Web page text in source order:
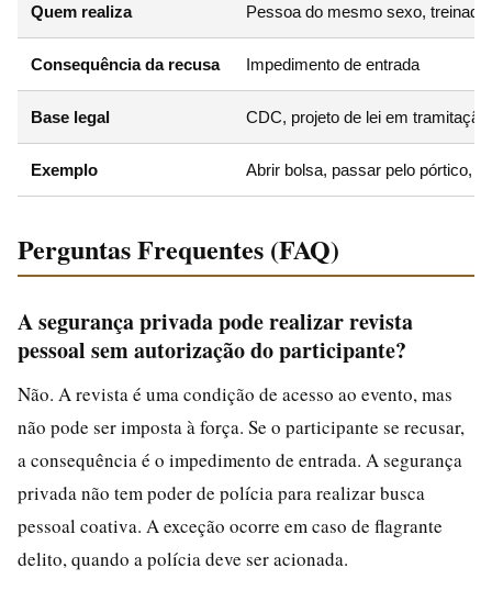
Quem realiza Pessoa do mesmo sexo, treinada
Consequência da recusa Impedimento de entrada
Base legal CDC, projeto de lei em
Exemplo Abrir bolsa, passar pelo pórtico,
Perguntas Frequentes (FAQ)
A segurança privada pode realizar revista
pessoal sem autorização do participante?
Não. A revista é uma condição de acesso ao evento, mas
não pode ser imposta à força. Se o participante se recusar,
a consequência é o impedimento de entrada. A segurança
privada não tem poder de polícia para realizar busca
pessoal coativa. A exceção ocorre em caso de flagrante
delito, quando a polícia deve ser acionada.